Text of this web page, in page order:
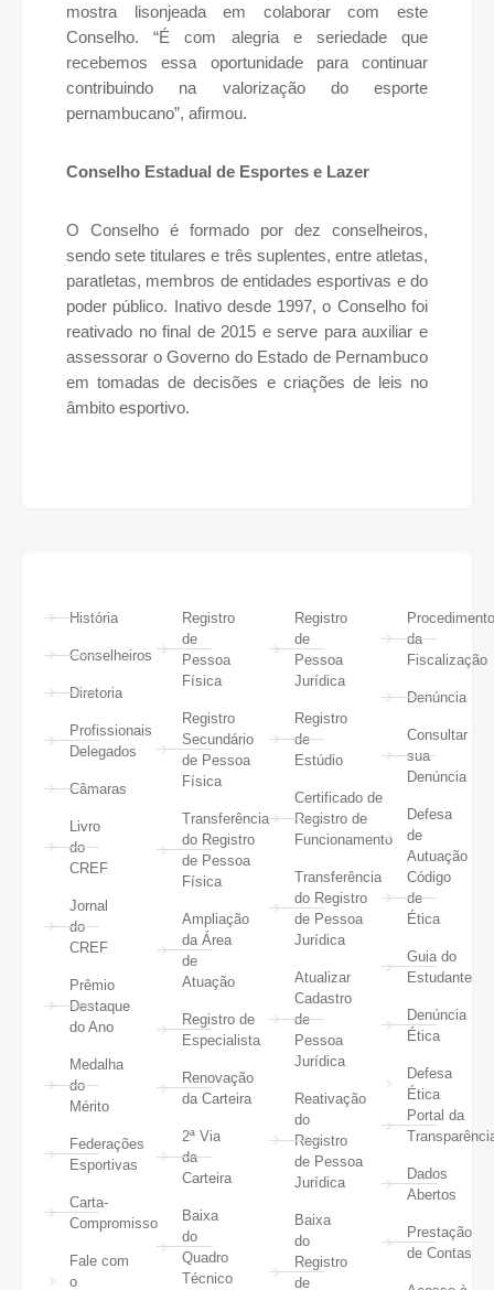
mostra lisonjeada em colaborar com este
Conselho. “É com alegria e seriedade que
recebemos essa oportunidade para continuar
contribuindo na valorização do esporte
pernambucano”, afirmou.
Conselho Estadual de Esportes e Lazer
O Conselho é formado por dez conselheiros,
sendo sete titulares e três suplentes, entre atletas,
paratletas, membros de entidades esportivas e do
poder público. Inativo desde 1997, o Conselho foi
reativado no final de 2015 e serve para auxiliar e
assessorar o Governo do Estado de Pernambuco
em tomadas de decisões e criações de leis no
âmbito esportivo.
História
Conselheiros
Diretoria
Profissionais
Delegados
Câmaras
Livro
do
CREF
Jornal
do
CREF
Prêmio
Destaque
do Ano
Medalha
do
Mérito
Federações
Esportivas
Carta-
Compromisso
Fale com
o
Registro
de
Pessoa
Física
Registro
Secundário
de Pessoa
Física
Transferência
do Registro
de Pessoa
Física
Ampliação
da Área
de
Atuação
Registro de
Especialista
Renovação
da Carteira
2ª Via
da
Carteira
Baixa
do
Quadro
Técnico
Registro
de
Pessoa
Jurídica
Registro
de
Estúdio
Certificado de
Registro de
Funcionamento
Transferência
do Registro
de Pessoa
Jurídica
Atualizar
Cadastro
de
Pessoa
Jurídica
Reativação
do
Registro
de Pessoa
Jurídica
Baixa
do
Registro
de
da
Fiscalização
Denúncia
Consultar
sua
Denúncia
Defesa
de
Autuação
Código
de
Ética
Guia do
Estudante
Denúncia
Ética
Defesa
Ética
Portal da
Dados
Abertos
Prestação
de Contas